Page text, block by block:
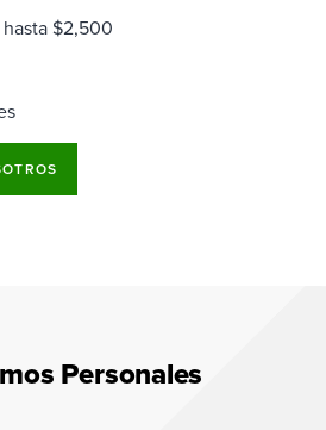
$2,500
Personales